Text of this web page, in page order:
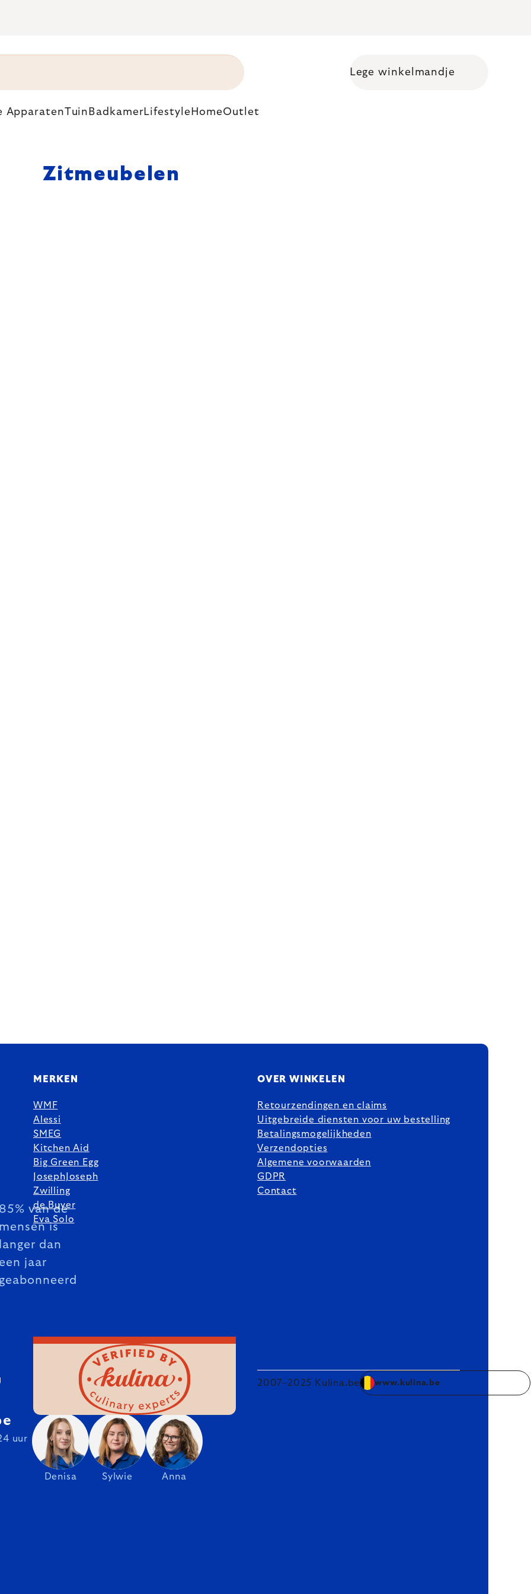
Shopping cart
Lege winkelmandje
ApparatenTuin BadkamerLifestyle HomeOutlet
Zitmeubelen
85% van de
mensen is
langer dan
een jaar
geabonneerd
MERKEN
WMF
Alessi
SMEG
Kitchen Aid
Big Green Egg
JosephJoseph
Zwilling
de Buyer
Eva Solo
OVER WINKELEN
Retourzendingen en claims
Uitgebreide diensten voor uw bestelling
Betalingsmogelijkheden
Verzendopties
Algemene voorwaarden
GDPR
Contact
Denisa Sylwie Anna
uur
2007–2025 Kulina.be www.kulina.be